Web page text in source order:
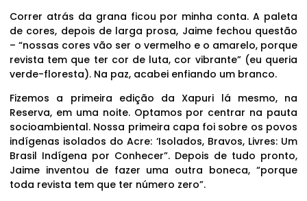
Correr atrás da grana ficou por minha conta. A paleta
de cores, depois de larga prosa, Jaime fechou questão
– “nossas cores vão ser o vermelho e o amarelo, porque
revista tem que ter cor de luta, cor vibrante” (eu queria
verde-floresta). Na paz, acabei enfiando um branco.
Fizemos a primeira edição da Xapuri lá mesmo, na
Reserva, em uma noite. Optamos por centrar na pauta
socioambiental. Nossa primeira capa foi sobre os povos
indígenas isolados do Acre: ‘Isolados, Bravos, Livres: Um
Brasil Indígena por Conhecer”. Depois de tudo pronto,
Jaime inventou de fazer uma outra boneca, “porque
toda revista tem que ter número zero”.